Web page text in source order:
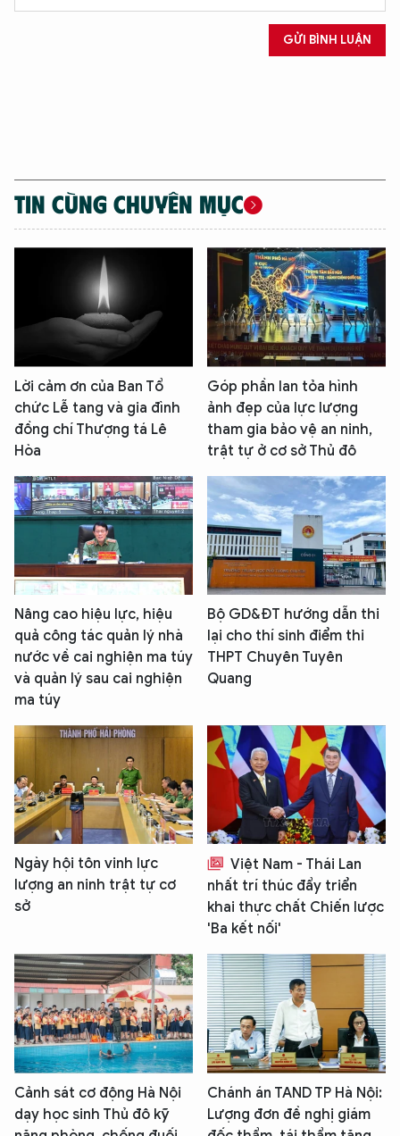
GỬI BÌNH LUẬN
TIN CÙNG CHUYÊN MỤC
Lời cảm ơn của Ban Tổ
chức Lễ tang và gia đình
đồng chí Thượng tá Lê
Hòa
Góp phần lan tỏa hình
ảnh đẹp của lực lượng
tham gia bảo vệ an ninh,
trật tự ở cơ sở Thủ đô
Nâng cao hiệu lực, hiệu
quả công tác quản lý nhà
nước về cai nghiện ma túy
và quản lý sau cai nghiện
ma túy
Bộ GD&ĐT hướng dẫn thi
lại cho thí sinh điểm thi
THPT Chuyên Tuyên
Quang
Ngày hội tôn vinh lực
lượng an ninh trật tự cơ
sở
Việt Nam - Thái Lan
nhất trí thúc đẩy triển
khai thực chất Chiến lược
'Ba kết nối'
Cảnh sát cơ động Hà Nội
dạy học sinh Thủ đô kỹ
Chánh án TAND TP Hà Nội:
Lượng đơn đề nghị giám
Hãy hỏi tôi bất kỳ điều gì bạn cần biết về
An Ninh Thủ Đô nhé. Tôi sẵn sàng hỗ trợ!